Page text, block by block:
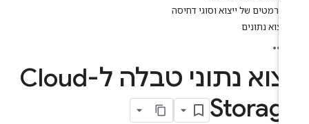
פורמטים של ייצוא וסוגי דחיסה
ייצוא נתונים
ייצוא נתוני טבלה ל-Cloud